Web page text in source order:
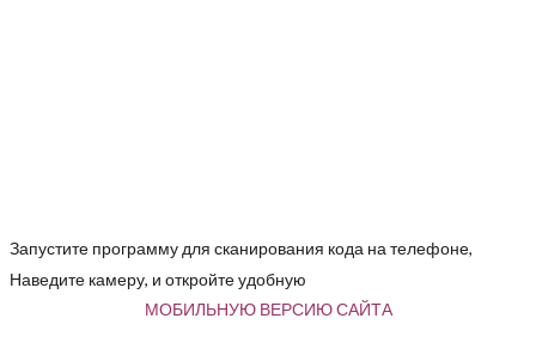
Запустите программу для сканирования кода на телефоне,
Наведите камеру, и откройте удобную
МОБИЛЬНУЮ ВЕРСИЮ САЙТА